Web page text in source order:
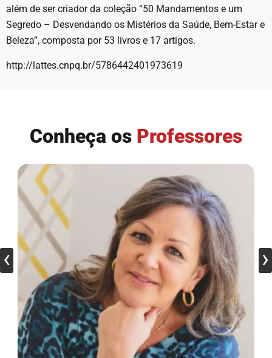
além de ser criador da coleção “50 Mandamentos e um
Segredo – Desvendando os Mistérios da Saúde, Bem-Estar e
Beleza”, composta por 53 livros e 17 artigos.
http://lattes.cnpq.br/5786442401973619
Conheça os Professores
‹ ›